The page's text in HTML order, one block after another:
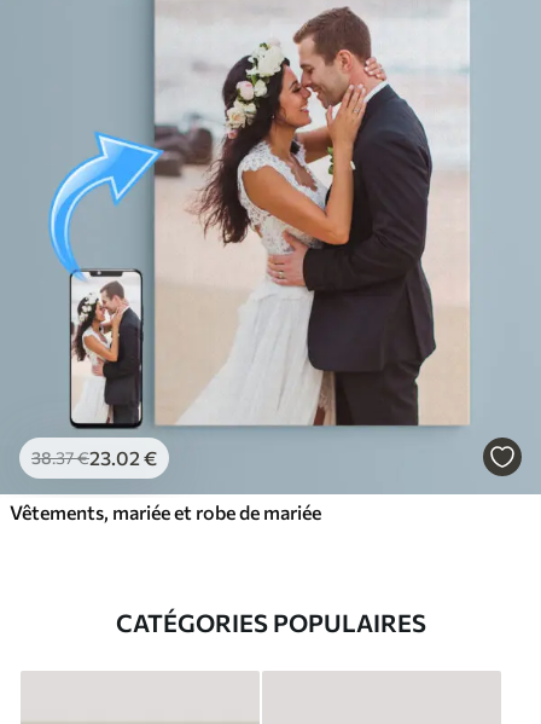
38.37€23.02 €
Vêtements, mariée et robe de mariée
CATÉGORIES POPULAIRES